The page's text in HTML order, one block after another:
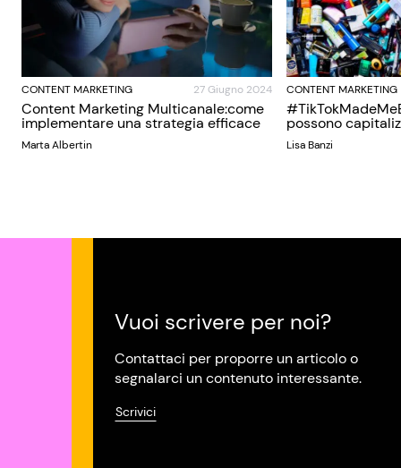
CONTENT MARKETING 27 Giugno 2024
Content Marketing Multicanale:come
implementare una strategia efficace
Marta Albertin
CONTENT MARKETING
possono
Lisa Banzi
Vuoi scrivere per noi?
Contattaci per proporre un articolo o
segnalarci un contenuto interessante.
Scrivici